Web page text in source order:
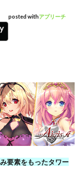
posted withアプリーチ
要素をもったタワー